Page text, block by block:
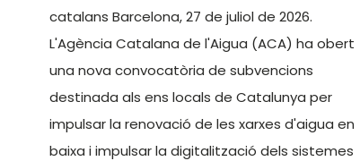
catalans Barcelona, 27 de juliol de 2026.
L'Agència Catalana de l'Aigua (ACA) ha obert
una nova convocatòria de subvencions
destinada als ens locals de Catalunya per
impulsar la renovació de les xarxes d'aigua en
baixa i impulsar la digitalització dels sistemes